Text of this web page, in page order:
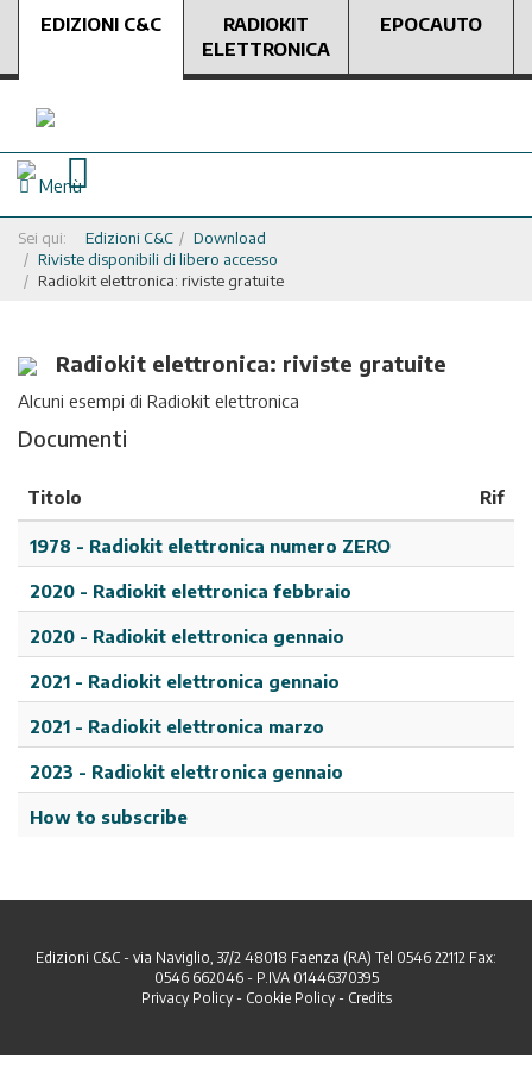
EDIZIONI C&C
RADIOKIT
ELETTRONICA
EPOCAUTO
Menù
Sei qui: Edizioni C&C
Download
Riviste disponibili di libero accesso
Radiokit elettronica: riviste gratuite
Radiokit elettronica: riviste gratuite
Alcuni esempi di Radiokit elettronica
Documenti
Titolo Rif
1978 - Radiokit elettronica numero ZERO
2020 - Radiokit elettronica febbraio
2020 - Radiokit elettronica gennaio
2021 - Radiokit elettronica gennaio
2021 - Radiokit elettronica marzo
2023 - Radiokit elettronica gennaio
How to subscribe
Edizioni C&C - via Naviglio, 37/2 48018 Faenza (RA) Tel 0546 22112 Fax:
0546 662046 - P.IVA 01446370395
Privacy Policy- Cookie Policy- Credits